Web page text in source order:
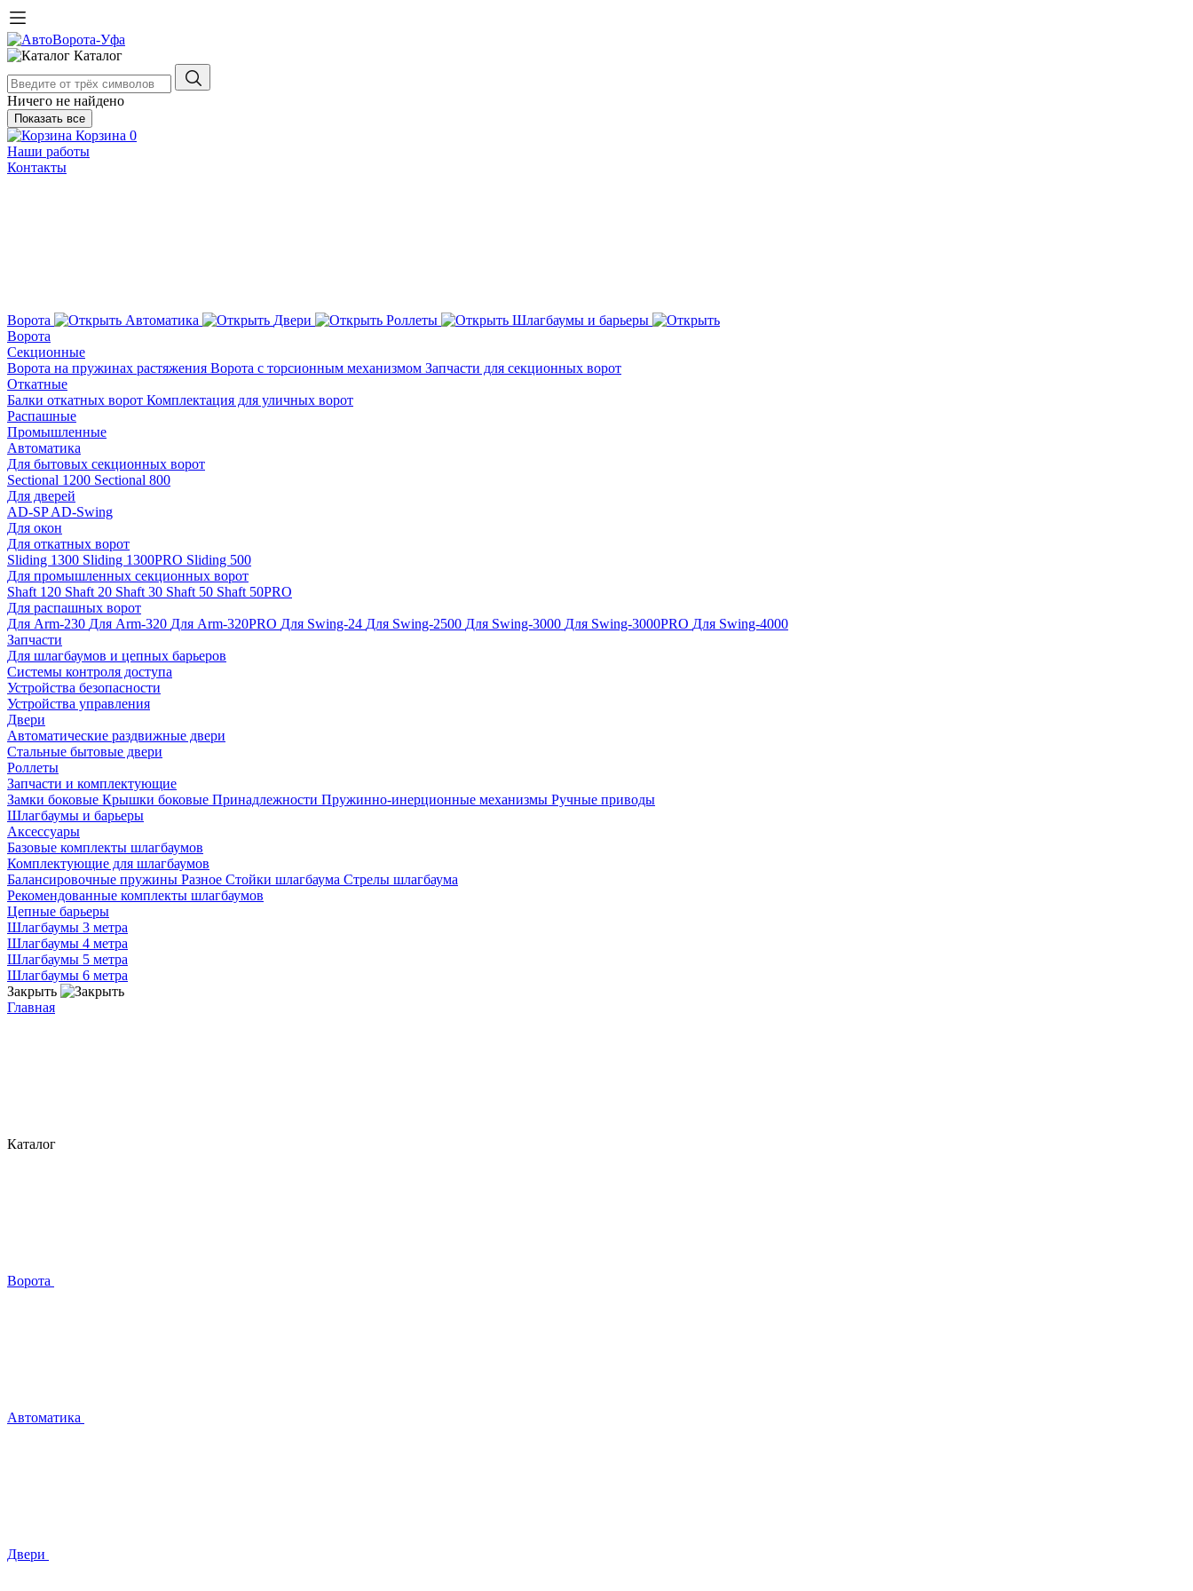
Каталог
Ничего не найдено
Показать все
Корзина 0
Наши работы
Контакты
Ворота Автоматика Двери Роллеты
Шлагбаумы и барьеры
Ворота
Секционные
Ворота на пружинах растяжения Ворота с торсионным механизмом Запчасти для секционных ворот
Откатные
Балки откатных ворот Комплектация для уличных ворот
Распашные
Промышленные
Автоматика
Для бытовых секционных ворот
Sectional 1200 Sectional 800
Для дверей
AD-SPAD-Swing
Для окон
Для откатных ворот
Sliding 1300 Sliding 1300PRO Sliding 500
Для промышленных секционных ворот
Shaft 120 Shaft 20 Shaft 30 Shaft 50 Shaft 50PRO
Для распашных ворот
Для Arm-230 Для Arm-320 Для Arm-320PRO Для Swing-24 Для Swing-2500 Для Swing-3000 Для Swing-3000PRO Для Swing-4000
Запчасти
Для шлагбаумов и цепных барьеров
Системы контроля доступа
Устройства безопасности
Устройства управления
Двери
Автоматические раздвижные двери
Стальные бытовые двери
Роллеты
Запчасти и комплектующие
Замки боковые Крышки боковые Принадлежности Пружинно-инерционные механизмы Ручные приводы
Шлагбаумы и барьеры
Аксессуары
Базовые комплекты шлагбаумов
Комплектующие для шлагбаумов
Балансировочные пружины Разное Стойки шлагбаума Стрелы шлагбаума
Рекомендованные комплекты шлагбаумов
Цепные барьеры
Шлагбаумы 3 метра
Шлагбаумы 4 метра
Шлагбаумы 5 метра
Шлагбаумы 6 метра
Закрыть
Главная
Каталог
Ворота
Автоматика
Двери